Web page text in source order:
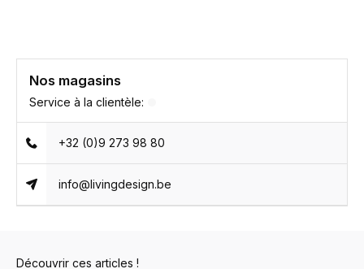
Nos magasins
Service à la clientèle:
+32 (0)9 273 98 80
info@livingdesign.be
Découvrir ces articles !